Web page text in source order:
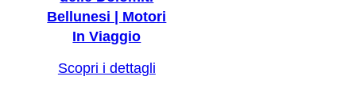
Bellunesi | Motori
In Viaggio
Scopri i dettagli